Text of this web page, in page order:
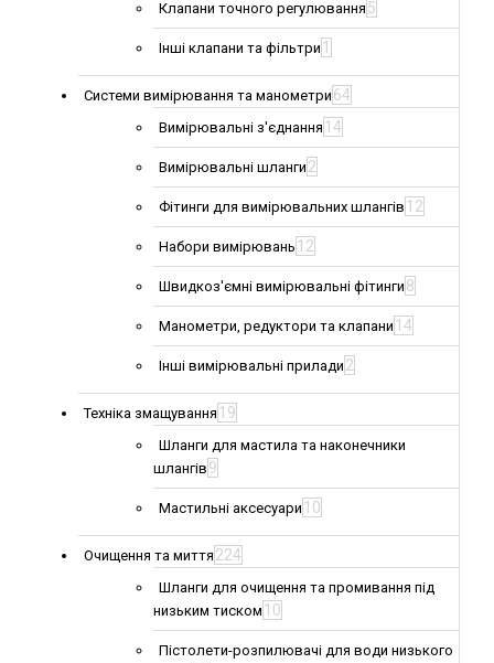
Клапани точного регулювання 5
Інші клапани та фільтри 1
Системи вимірювання та манометри 64
Вимірювальні з'єднання 14
Вимірювальні шланги 2
Фітинги для вимірювальних шлангів 12
Набори вимірювань 12
Швидкоз'ємні вимірювальні фітинги 8
Манометри, редуктори та клапани 14
Інші вимірювальні прилади 2
Техніка змащування 19
Шланги для мастила та наконечники
шлангів 9
Мастильні аксесуари 10
Очищення та миття 224
Шланги для очищення та промивання під
низьким тиском 10
Пістолети-розпилювачі для води низького